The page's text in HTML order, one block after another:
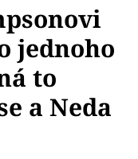
jednoho
to
a Neda